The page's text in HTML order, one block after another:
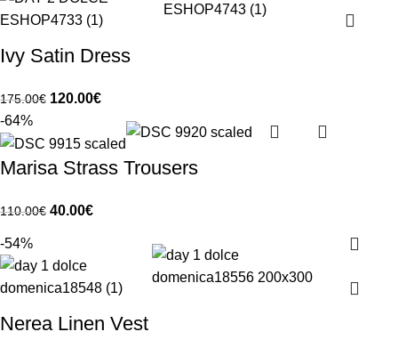
Ivy Satin Dress
175.00€ 120.00€
-64%
Marisa Strass Trousers
110.00€ 40.00€
-54%
Nerea Linen Vest